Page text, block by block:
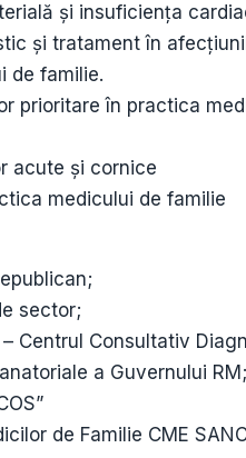
și insuficiența
și tratament în
de familie.
prioritare în practica
acute și cornice
medicului de familie
sector;
Centrul Consultativ
a Guvernului RM;
de Familie CME